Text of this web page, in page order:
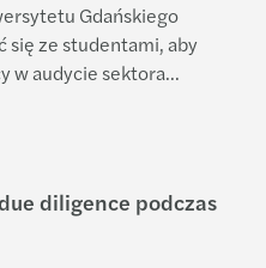
Gdańskiego
się ze studentami, aby
w audycie sektora
i praktyczną wiedzą
Anna Kortyka.
diligence podczas